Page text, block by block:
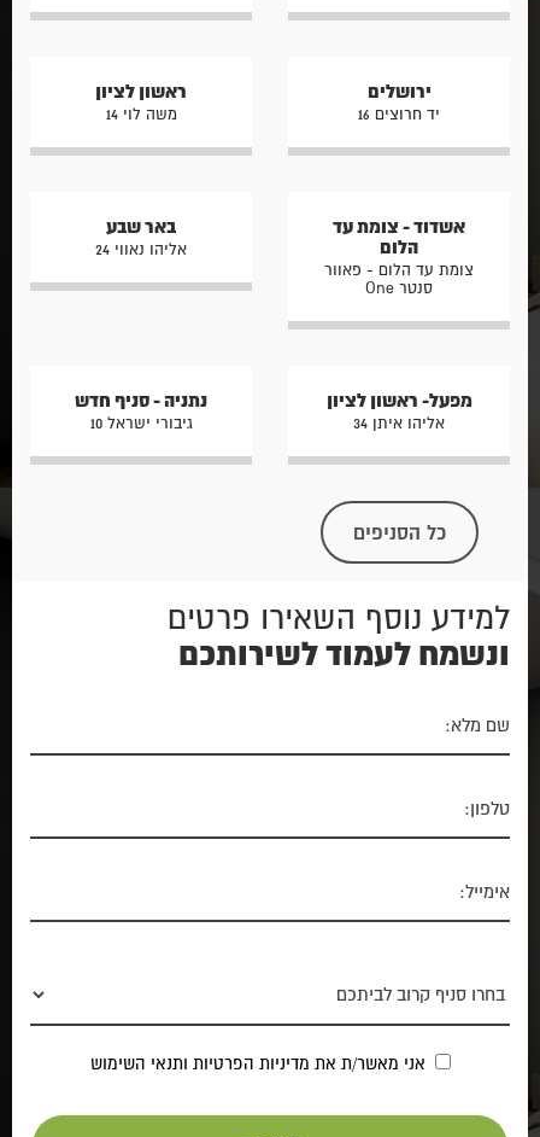
ירושלים
יד חרוצים 16
ראשון לציון
משה לוי 14
אשדוד - צומת עד
הלום
צומת עד הלום - פאוור
סנטר One
באר שבע
אליהו נאווי 24
מפעל- ראשון לציון
אליהו איתן 34
נתניה - סניף חדש
גיבורי ישראל 10
כל הסניפים
למידע נוסף השאירו פרטים
ונשמח לעמוד לשירותכם
אני מאשר/ת את מדיניות הפרטיות ותנאי השימוש